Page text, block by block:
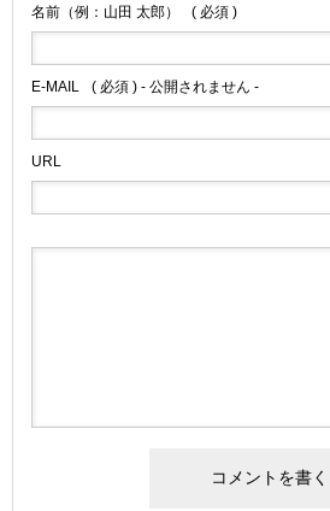
名前（例：山田 太郎） ( 必須 )
E-MAIL ( 必須 ) - 公開されません -
URL